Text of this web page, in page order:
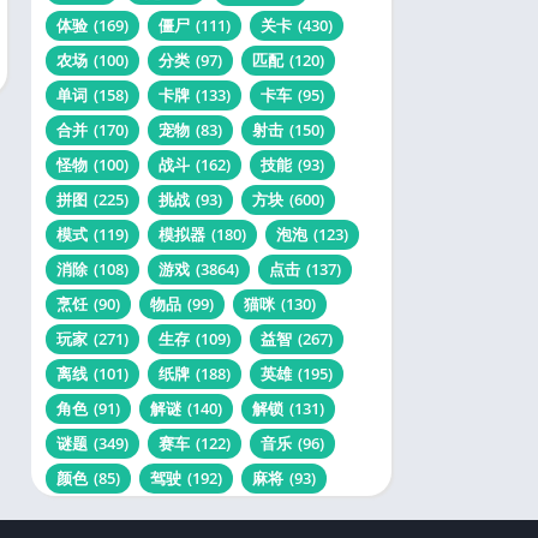
体验 (169) 僵尸 (111) 关卡 (430)
农场 (100) 分类 (97) 匹配 (120)
单词 (158) 卡牌 (133) 卡车 (95)
合并 (170) 宠物 (83) 射击 (150)
怪物 (100) 战斗 (162) 技能 (93)
拼图 (225) 挑战 (93) 方块 (600)
模式 (119) 模拟器 (180) 泡泡 (123)
消除 (108) 游戏 (3864) 点击 (137)
烹饪 (90) 物品 (99) 猫咪 (130)
玩家 (271) 生存 (109) 益智 (267)
离线 (101) 纸牌 (188) 英雄 (195)
角色 (91) 解谜 (140) 解锁 (131)
谜题 (349) 赛车 (122) 音乐 (96)
颜色 (85) 驾驶 (192) 麻将 (93)